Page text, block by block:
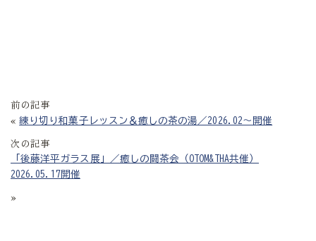
前の記事
«練り切り和菓子レッスン＆癒しの茶の湯／2026.02〜開催
次の記事
「後藤洋平ガラス展」／癒しの闘茶会（OTOM&THA共催）
2026.05.17開催
»